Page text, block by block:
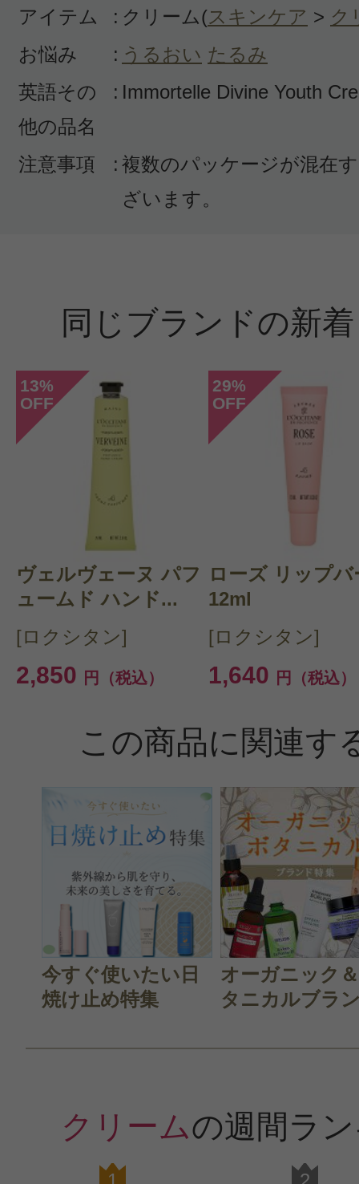
アイテム
: クリーム(スキンケア > ク
お悩み
: うるおい たるみ
英語その
他の品名
: Immortelle Divine Youth
注意事項 : 複数のパッケージが混在
ざいます。
同じブランドの新
13%
OFF
ヴェルヴェーヌ パフ
ュームド ハンド...
[ロクシタン]
2,850 円（税込）
29%
OFF
ローズ リップバ
12ml
[ロクシタン]
1,640 円（税込）
この商品に関連す
今すぐ使いたい日
焼け止め特集
オーガニック
タニカルブラ
クリームの週間ラ